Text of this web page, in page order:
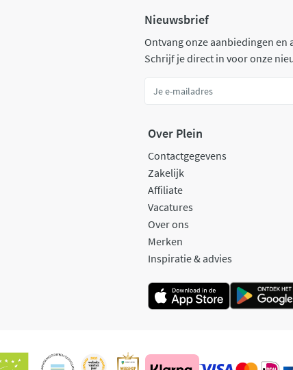
Nieuwsbrief
Ontvang onze aanbiedingen en
Schrijf je direct in voor onze
Over Plein
Contactgegevens
Zakelijk
Affiliate
Vacatures
Over ons
Merken
Inspiratie & advies